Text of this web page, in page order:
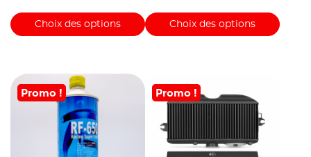
Choix des options Choix des options
Promo ! Promo !